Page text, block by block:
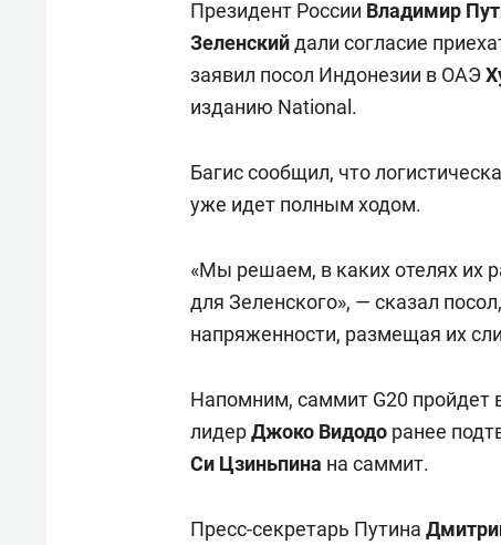
Президент России Владимир
Зеленскийдали согласие
заявил посол Индонезии в ОАЭ
изданию National.
Багис сообщил, что
уже идет полным ходом.
«Мы решаем, в каких отелях их
для Зеленского», — сказал
напряженности, размещая их
Напомним, саммит G20 пройдет
лидерДжоко Видодо ранее
Си Цзиньпина на саммит.
Пресс-секретарь Путина
«В банкротствах сегодня
ищут не активы, а людей,
отвечают личным
имуществом!»
Опыт